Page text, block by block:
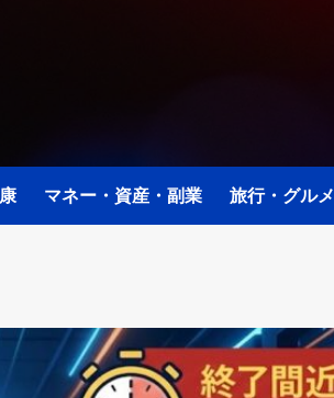
マネー・資産・副業 旅行・グルメ